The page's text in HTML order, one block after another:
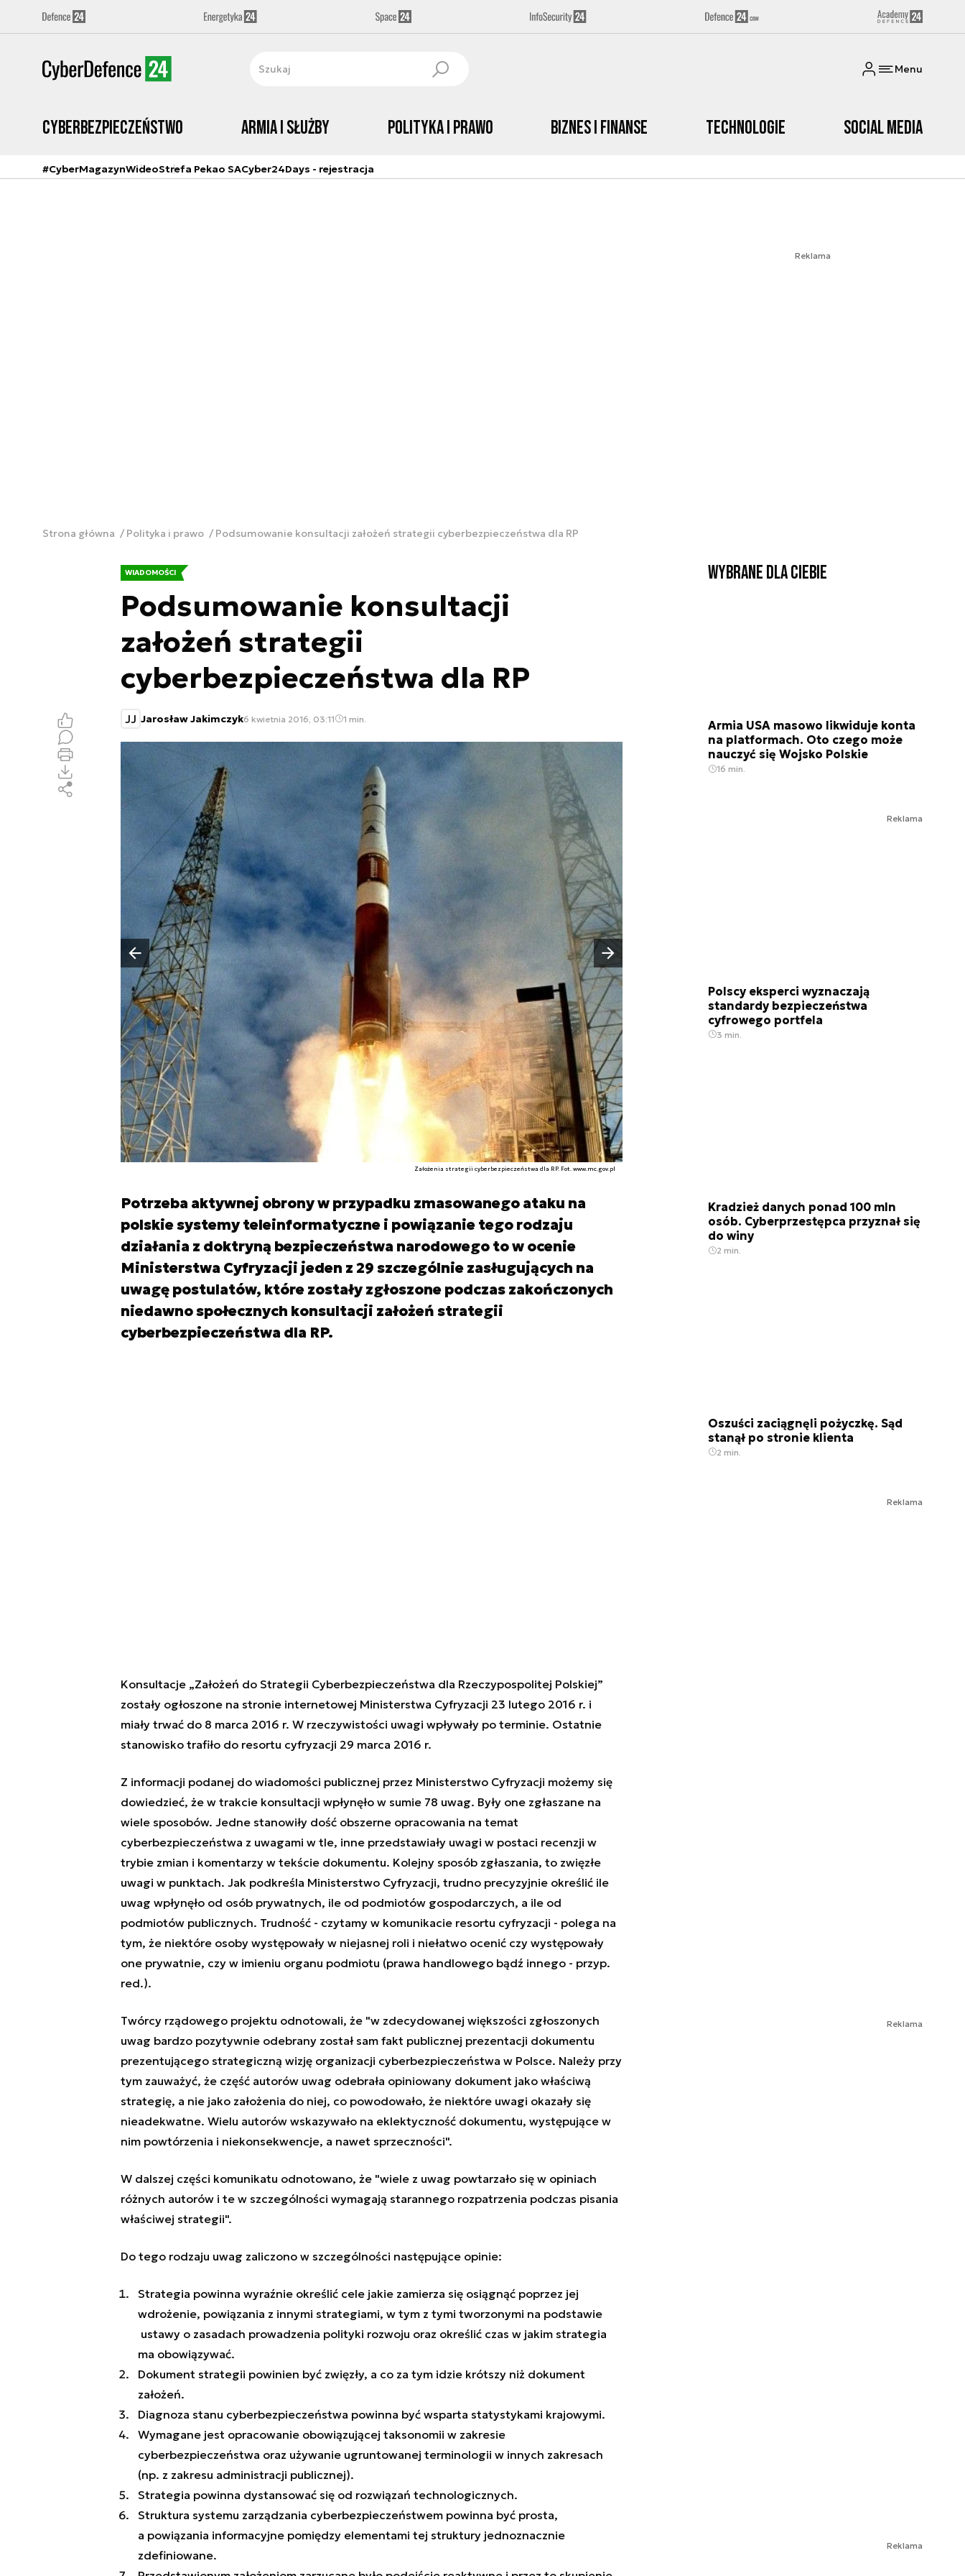
Menu
Cyberbezpieczeństwo Armia i Służby Polityka i prawo Biznes i Finanse Technologie Social media
#CyberMagazynWideoStrefa Pekao SACyber24Days - rejestracja
Reklama
Strona główna Polityka i prawo Podsumowanie konsultacji założeń strategii cyberbezpieczeństwa dla RP
WIADOMOŚCI
Podsumowanie konsultacji
założeń strategii
cyberbezpieczeństwa dla RP
JJ Jarosław Jakimczyk6 kwietnia 2016, 03:11 1 min.
Założenia strategii cyberbezpieczeństwa dla RP. Fot. www.mc.gov.pl
Poprzedni slajd
Następny slajd
Potrzeba aktywnej obrony w przypadku zmasowanego ataku na
polskie systemy teleinformatyczne i powiązanie tego rodzaju
działania z doktryną bezpieczeństwa narodowego to w ocenie
Ministerstwa Cyfryzacji jeden z 29 szczególnie zasługujących na
uwagę postulatów, które zostały zgłoszone podczas zakończonych
niedawno społecznych konsultacji założeń strategii
cyberbezpieczeństwa dla RP.
Konsultacje „Założeń do Strategii Cyberbezpieczeństwa dla Rzeczypospolitej Polskiej”
zostały ogłoszone na stronie internetowej Ministerstwa Cyfryzacji 23 lutego 2016 r. i
miały trwać do 8 marca 2016 r. W rzeczywistości uwagi wpływały po terminie. Ostatnie
stanowisko trafiło do resortu cyfryzacji 29 marca 2016 r.
Z informacji podanej do wiadomości publicznej przez Ministerstwo Cyfryzacji możemy się
dowiedzieć, że w trakcie konsultacji wpłynęło w sumie 78 uwag. Były one zgłaszane na
wiele sposobów. Jedne stanowiły dość obszerne opracowania na temat
cyberbezpieczeństwa z uwagami w tle, inne przedstawiały uwagi w postaci recenzji w
trybie zmian i komentarzy w tekście dokumentu. Kolejny sposób zgłaszania, to zwięzłe
uwagi w punktach. Jak podkreśla Ministerstwo Cyfryzacji, trudno precyzyjnie określić ile
uwag wpłynęło od osób prywatnych, ile od podmiotów gospodarczych, a ile od
podmiotów publicznych. Trudność - czytamy w komunikacie resortu cyfryzacji - polega na
tym, że niektóre osoby występowały w niejasnej roli i niełatwo ocenić czy występowały
one prywatnie, czy w imieniu organu podmiotu (prawa handlowego bądź innego - przyp.
red.).
Twórcy rządowego projektu odnotowali, że "w zdecydowanej większości zgłoszonych
uwag bardzo pozytywnie odebrany został sam fakt publicznej prezentacji dokumentu
prezentującego strategiczną wizję organizacji cyberbezpieczeństwa w Polsce. Należy przy
tym zauważyć, że część autorów uwag odebrała opiniowany dokument jako właściwą
strategię, a nie jako założenia do niej, co powodowało, że niektóre uwagi okazały się
nieadekwatne. Wielu autorów wskazywało na eklektyczność dokumentu, występujące w
nim powtórzenia i niekonsekwencje, a nawet sprzeczności".
W dalszej części komunikatu odnotowano, że "wiele z uwag powtarzało się w opiniach
różnych autorów i te w szczególności wymagają starannego rozpatrzenia podczas pisania
właściwej strategii".
Do tego rodzaju uwag zaliczono w szczególności następujące opinie:
Strategia powinna wyraźnie określić cele jakie zamierza się osiągnąć poprzez jej
wdrożenie, powiązania z innymi strategiami, w tym z tymi tworzonymi na podstawie
ustawy o zasadach prowadzenia polityki rozwoju oraz określić czas w jakim strategia
ma obowiązywać.
Dokument strategii powinien być zwięzły, a co za tym idzie krótszy niż dokument
założeń.
Diagnoza stanu cyberbezpieczeństwa powinna być wsparta statystykami krajowymi.
Wymagane jest opracowanie obowiązującej taksonomii w zakresie
cyberbezpieczeństwa oraz używanie ugruntowanej terminologii w innych zakresach
(np. z zakresu administracji publicznej).
Strategia powinna dystansować się od rozwiązań technologicznych.
Struktura systemu zarządzania cyberbezpieczeństwem powinna być prosta,
a powiązania informacyjne pomiędzy elementami tej struktury jednoznacznie
zdefiniowane.
Wybrane dla Ciebie
Armia USA masowo likwiduje konta
na platformach. Oto czego może
nauczyć się Wojsko Polskie
16 min.
Reklama
Polscy eksperci wyznaczają
standardy bezpieczeństwa
cyfrowego portfela
3 min.
Kradzież danych ponad 100 mln
osób. Cyberprzestępca przyznał się
do winy
2 min.
Oszuści zaciągnęli pożyczkę. Sąd
stanął po stronie klienta
2 min.
Reklama
Reklama
Reklama